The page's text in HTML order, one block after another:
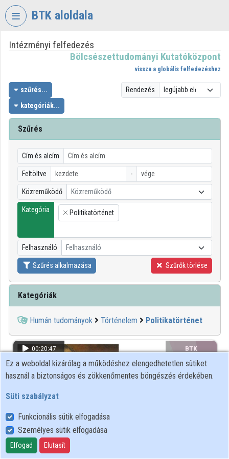
Fejléc kihagyása
BTK aloldala
VIDEOTORIUM
KUTATÓKÖZPONT
Intézményi kezdőlap
Bejelentkezés
Intézményi felfedezés
Kategóriák
Intézményi listák
Intézmények
Közreműködők
Intézményi felfedezés
Bölcsészettudományi Kutatóközpont
vissza a globális felfedezéshez
szűrés...
kategóriák...
Rendezés
Szűrés
Cím és alcím
Feltöltve -
Közreműködő Közreműködő
Kategória
×
Politikatörténet
Felhasználó Felhasználó
Szűrés alkalmazása Szűrők törlése
Kategóriák
Humán tudományok Történelem Politikatörténet
00:20:47 BTK
Ez a weboldal kizárólag a működéshez elengedhetetlen sütiket
használ a biztonságos és zökkenőmentes böngészés érdekében.
Süti szabályzat
Funkcionális sütik elfogadása
Személyes sütik elfogadása
Elfogad Elutasít